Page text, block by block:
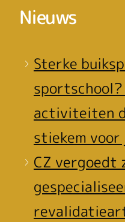
Nieuws
Sterke
sportschool?
activiteiten
stiekem voor
CZ vergoedt